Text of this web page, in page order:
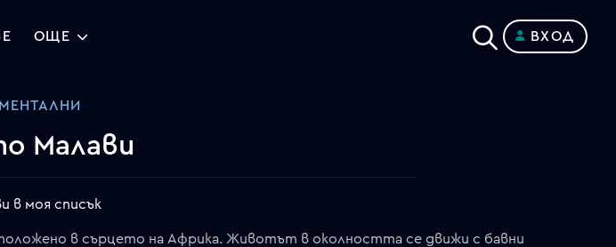
ОЩЕ ВХОД
Малави
в моя списък
в сърцето на Африка. Животът в околността се движи с бавни